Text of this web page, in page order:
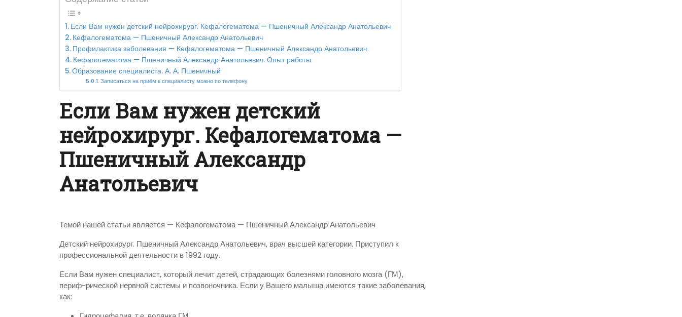
Если Вам нужен детский нейрохирург. Кефалогематома — Пшеничный Александр Анатольевич
Кефалогематома — Пшеничный Александр Анатольевич
Профилактика заболевания — Кефалогематома — Пшеничный Александр Анатольевич
Кефалогематома — Пшеничный Александр Анатольевич. Опыт работы
Образование специалиста. А. А. Пшеничный
Записаться на приём к специалисту можно по телефону
Если Вам нужен детский
нейрохирург. Кефалогематома —
Пшеничный Александр
Анатольевич
Темой нашей статьи является — Кефалогематома — Пшеничный Александр Анатольевич
Детский нейрохирург. Пшеничный Александр Анатольевич, врач высшей категории. Приступил к
профессиональной деятельности в 1992 году.
Если Вам нужен специалист, который лечит детей, страдающих болезнями головного мозга (ГМ),
периф-рической нервной системы и позвоночника. Если у Вашего малыша имеются такие заболевания,
как: